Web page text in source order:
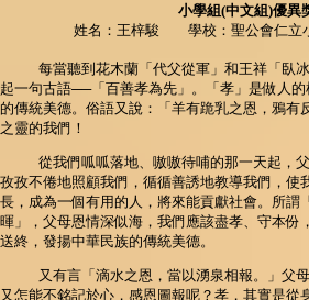
小學組(中文組)優異
姓名：王梓駿 學校：聖公會仁
每當聽到花木蘭「代父從軍」和王祥「臥
起一句古語──「百善孝為先」。「孝」是做人
的傳統美德。俗語又說：「羊有跪乳之恩，鴉有
之靈的我們！
從我們呱呱落地、嗷嗷待哺的那一天起，
孜孜不倦地照顧我們，循循善誘地教導我們，使
長，成為一個有用的人，將來能貢獻社會。所謂
暉」，父母恩情深似海，我們應該盡孝、守本份
送終，發揚中華民族的傳統美德。
又有言「滴水之恩，當以湧泉相報。」父
又怎能不銘記於心，感恩圖報呢？孝，其實是從